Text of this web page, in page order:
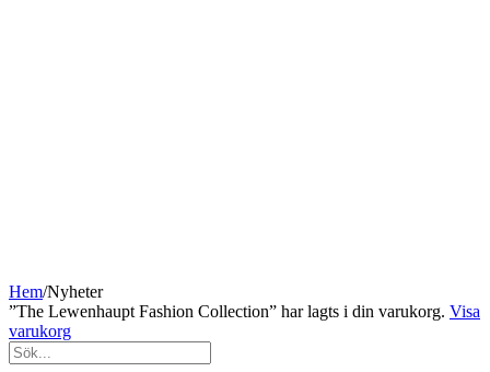
Hem/Nyheter
”The Lewenhaupt Fashion Collection” har lagts i din varukorg. Visa
varukorg